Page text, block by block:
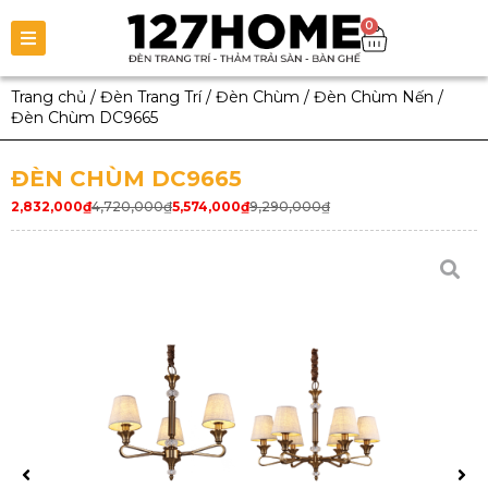
0
Trang chủ / Đèn Trang Trí/ Đèn Chùm / Đèn Chùm Nến /
Đèn Chùm DC9665
ĐÈN CHÙM DC9665
4,720,000₫
2,832,000₫ 9,290,000₫
5,574,000₫